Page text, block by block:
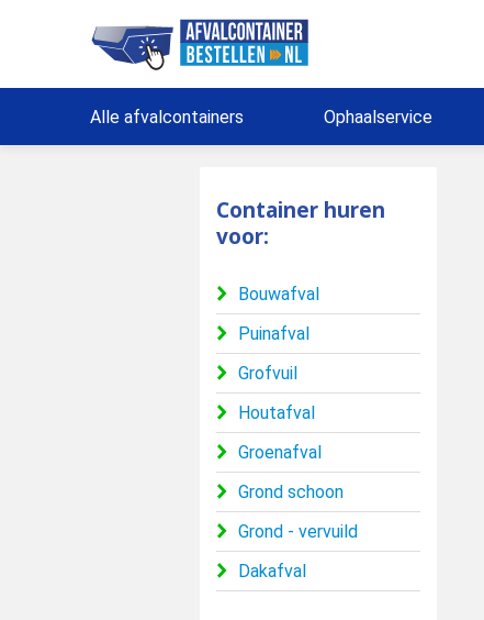
Alle afvalcontainers Ophaalservice
Container huren
voor:
Bouwafval
Puinafval
Grofvuil
Houtafval
Groenafval
Grond schoon
Grond - vervuild
Dakafval